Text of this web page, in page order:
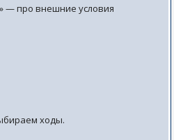
— про внешние условия
ходы.